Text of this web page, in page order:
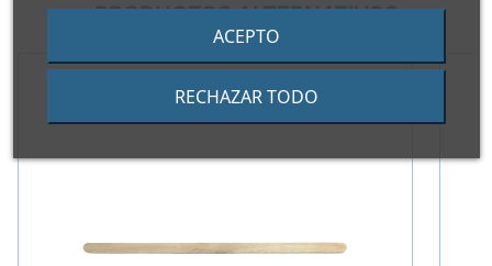
RECHAZAR TODO
ACEPTO
PRODUCTOS ALTERNATIVOS